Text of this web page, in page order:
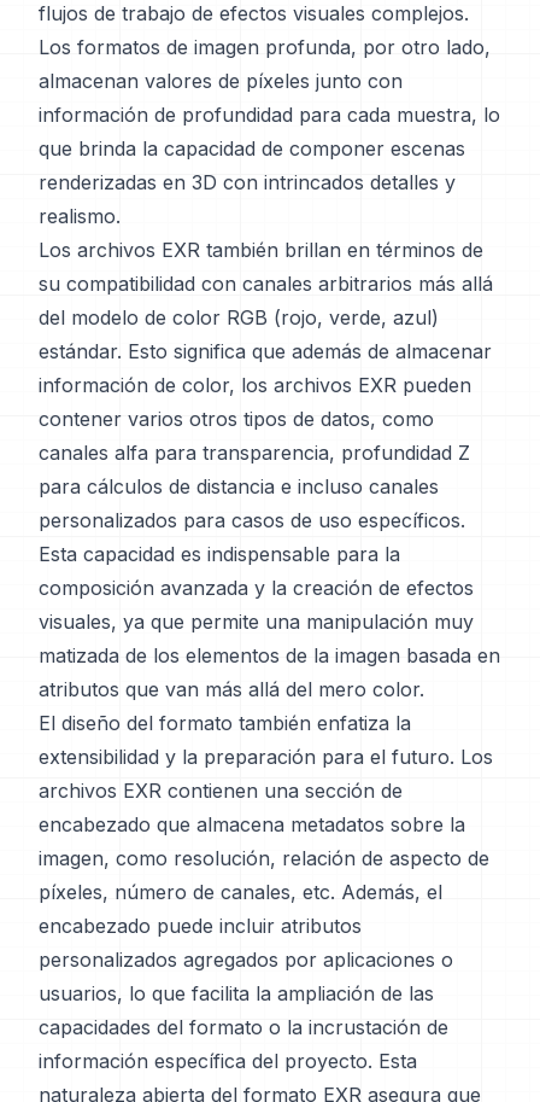
flujos de trabajo de efectos visuales complejos.
Los formatos de imagen profunda, por otro lado,
almacenan valores de píxeles junto con
información de profundidad para cada muestra, lo
que brinda la capacidad de componer escenas
renderizadas en 3D con intrincados detalles y
realismo.
Los archivos EXR también brillan en términos de
su compatibilidad con canales arbitrarios más allá
del modelo de color RGB (rojo, verde, azul)
estándar. Esto significa que además de almacenar
información de color, los archivos EXR pueden
contener varios otros tipos de datos, como
canales alfa para transparencia, profundidad Z
para cálculos de distancia e incluso canales
personalizados para casos de uso específicos.
Esta capacidad es indispensable para la
composición avanzada y la creación de efectos
visuales, ya que permite una manipulación muy
matizada de los elementos de la imagen basada en
atributos que van más allá del mero color.
El diseño del formato también enfatiza la
extensibilidad y la preparación para el futuro. Los
archivos EXR contienen una sección de
encabezado que almacena metadatos sobre la
imagen, como resolución, relación de aspecto de
píxeles, número de canales, etc. Además, el
encabezado puede incluir atributos
personalizados agregados por aplicaciones o
usuarios, lo que facilita la ampliación de las
capacidades del formato o la incrustación de
información específica del proyecto. Esta
naturaleza abierta del formato EXR asegura que